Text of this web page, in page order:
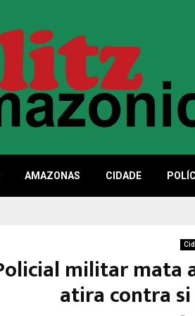
AMAZONAS CIDADE
militar mata
atira contra